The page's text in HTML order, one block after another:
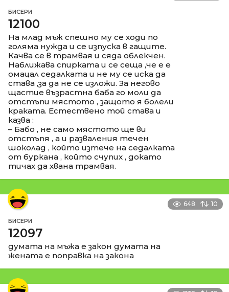
БИСЕРИ
12100
На млад мъж спешно му се ходи по
голяма нужда и се изпуска в гащите.
Качва се в трамвая и сяда облекчен.
Наближава спирката и се сеща ,че е е
омацал седалката и не му се иска да
става ,за да не се изложи. За негово
щастие възрастна баба го моли да
отстъпи мястото , защото я болели
краката. Естествено той става и
казва :
– Бабо , не само мястото ще ви
отстъпя , а и разваления течен
шоколад , който изтече на седалката
от буркана , който счупих , докато
тичах да хвана трамвая.
648 10
БИСЕРИ
12097
думата на мъжа е закон думата на
жената е поправка на закона